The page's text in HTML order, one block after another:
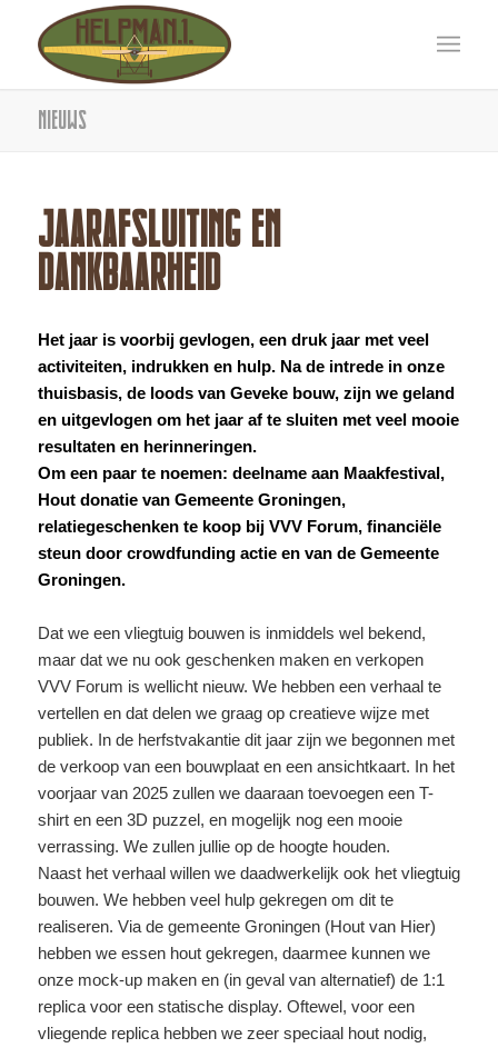
Nieuws
JAARAFSLUITING EN
DANKBAARHEID
Het jaar is voorbij gevlogen, een druk jaar met veel
activiteiten, indrukken en hulp. Na de intrede in onze
thuisbasis, de loods van Geveke bouw, zijn we geland
en uitgevlogen om het jaar af te sluiten met veel mooie
resultaten en herinneringen.
Om een paar te noemen: deelname aan Maakfestival,
Hout donatie van Gemeente Groningen,
relatiegeschenken te koop bij VVV Forum, financiële
steun door crowdfunding actie en van de Gemeente
Groningen.
Dat we een vliegtuig bouwen is inmiddels wel bekend,
maar dat we nu ook geschenken maken en verkopen
VVV Forum is wellicht nieuw. We hebben een verhaal te
vertellen en dat delen we graag op creatieve wijze met
publiek. In de herfstvakantie dit jaar zijn we begonnen met
de verkoop van een bouwplaat en een ansichtkaart. In het
voorjaar van 2025 zullen we daaraan toevoegen een T-
shirt en een 3D puzzel, en mogelijk nog een mooie
verrassing. We zullen jullie op de hoogte houden.
Naast het verhaal willen we daadwerkelijk ook het vliegtuig
bouwen. We hebben veel hulp gekregen om dit te
realiseren. Via de gemeente Groningen (Hout van Hier)
hebben we essen hout gekregen, daarmee kunnen we
onze mock-up maken en (in geval van alternatief) de 1:1
replica voor een statische display. Oftewel, voor een
vliegende replica hebben we zeer speciaal hout nodig,